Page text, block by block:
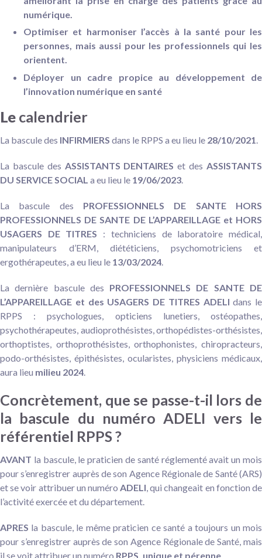
numérique.
Optimiser et harmoniser l’accès à la santé pour les
personnes, mais aussi pour les professionnels qui les
orientent.
Déployer un cadre propice au développement de
l’innovation numérique en santé
Le calendrier
La bascule des INFIRMIERS dans le RPPS a eu lieu le 28/10/2021
La bascule des ASSISTANTS DENTAIRES et des ASSISTANTS
DU SERVICE SOCIAL a eu lieu le 19/06/2023
La bascule des PROFESSIONNELS DE SANTE HORS
PROFESSIONNELS DE SANTE DE L’APPAREILLAGE et HORS
USAGERS DE TITRES : techniciens de laboratoire médical,
manipulateurs d’ERM, diététiciens, psychomotriciens et
ergothérapeutes, a eu lieu le 13/03/2024
La dernière bascule des PROFESSIONNELS DE SANTE DE
L’APPAREILLAGE et des USAGERS DE TITRES ADELI dans le
RPPS : psychologues, opticiens lunetiers, ostéopathes,
psychothérapeutes, audioprothésistes, orthopédistes-orthésistes,
orthoptistes, orthoprothésistes, orthophonistes, chiropracteurs,
podo-orthésistes, épithésistes, ocularistes, physiciens médicaux,
aura lieu milieu 2024
Concrètement, que se passe-t-il lors de
la bascule du numéro ADELI vers le
référentiel RPPS ?
AVANT la bascule, le praticien de santé réglementé avait un mois
pour s’enregistrer auprès de son Agence Régionale de Santé (ARS)
et se voir attribuer un numéro ADELI , qui changeait en fonction de
l’activité exercée et du département.
APRES la bascule, le même praticien ce santé a toujours un mois
pour s’enregistrer auprès de son Agence Régionale de Santé, mais
il se voit attribuer un numéro RPPS, unique et pérenne